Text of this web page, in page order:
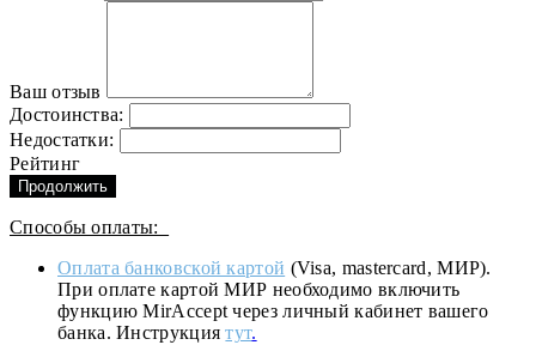
Ваш отзыв
Достоинства:
Недостатки:
Рейтинг
Продолжить
Способы оплаты:
Оплата банковской картой (Visa, mastercard, МИР).
При оплате картой МИР необходимо включить
функцию MirAccept через личный кабинет вашего
банка. Инструкциятут.